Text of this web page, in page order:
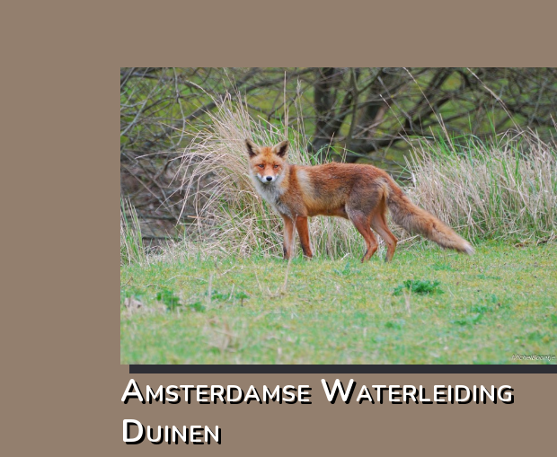
Amsterdamse Waterleiding
Duinen